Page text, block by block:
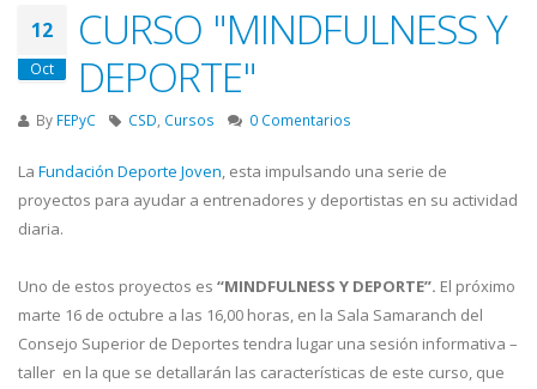
12
Oct
CURSO "MINDFULNESS Y
DEPORTE"
By FEPyC CSD Cursos 0 Comentarios
La Fundación Deporte Joven, esta impulsando una serie de
proyectos para ayudar a entrenadores y deportistas en su actividad
diaria.
Uno de estos proyectos es “MINDFULNESS Y DEPORTE”. El próximo
marte 16 de octubre a las 16,00 horas, en la Sala Samaranch del
Consejo Superior de Deportes tendra lugar una sesión informativa –
taller en la que se detallarán las características de este curso, que